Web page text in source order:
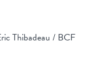
Thibadeau / BCF